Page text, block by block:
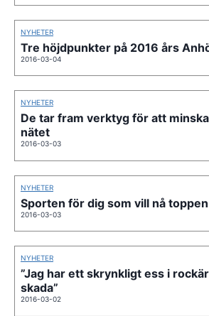
NYHETER
Tre höjdpunkter på 2016 års
2016-03-04
NYHETER
De tar fram verktyg för att
nätet
2016-03-03
NYHETER
Sporten för dig som vill nå toppen
2016-03-03
NYHETER
”Jag har ett skrynkligt ess i
skada”
2016-03-02